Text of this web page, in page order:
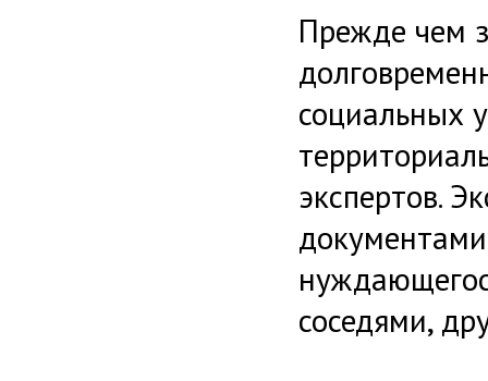
Прежде чем
социальных
экспертов.
соседями,